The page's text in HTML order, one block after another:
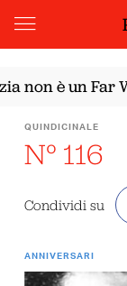
è un Far West•
QUINDICINALE
N° 116
Condividi su
ANNIVERSARI